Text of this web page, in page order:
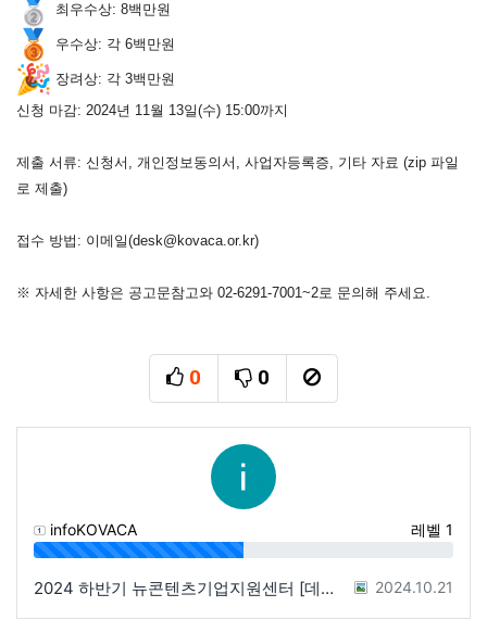
최우수상: 8백만원
우수상: 각 6백만원
장려상: 각 3백만원
신청 마감: 2024년 11월 13일(수) 15:00까지
제출 서류: 신청서, 개인정보동의서, 사업자등록증, 기타 자료 (zip 파일
로 제출)
접수 방법: 이메일(desk@kovaca.or.kr)
※ 자세한 사항은 공고문참고와 02-6291-7001~2로 문의해 주세요.
0
추천
0
비추천신고
infoKOVACA 레벨 1
50%
등록일
2024.10.21
2024 하반기 뉴콘텐츠기업지원센터 [데모데이] 참가 모집 안내